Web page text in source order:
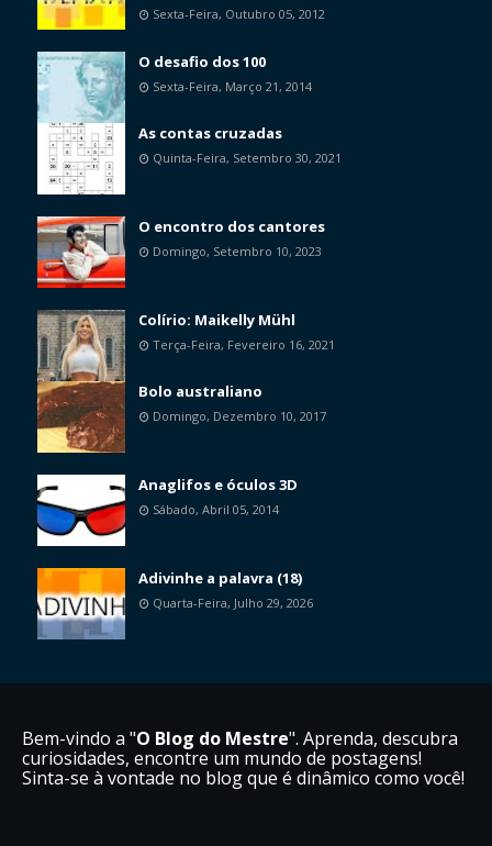
Sexta-Feira, Outubro 05, 2012
O desafio dos 100
Sexta-Feira, Março 21, 2014
As contas cruzadas
Quinta-Feira, Setembro 30, 2021
O encontro dos cantores
Domingo, Setembro 10, 2023
Colírio: Maikelly Mühl
Terça-Feira, Fevereiro 16, 2021
Bolo australiano
Domingo, Dezembro 10, 2017
Anaglifos e óculos 3D
Sábado, Abril 05, 2014
Adivinhe a palavra (18)
Quarta-Feira, Julho 29, 2026
Bem-vindo a "O Blog do Mestre". Aprenda, descubra
curiosidades, encontre um mundo de postagens!
Sinta-se à vontade no blog que é dinâmico como você!